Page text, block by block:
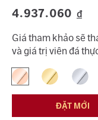
4.937.060 đ
Giá tham khảo sẽ
và giá trị viên đá
ĐẶT MỚI